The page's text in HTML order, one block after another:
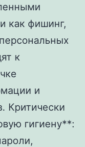
как фишинг,
к
и
Критически
гигиену**: